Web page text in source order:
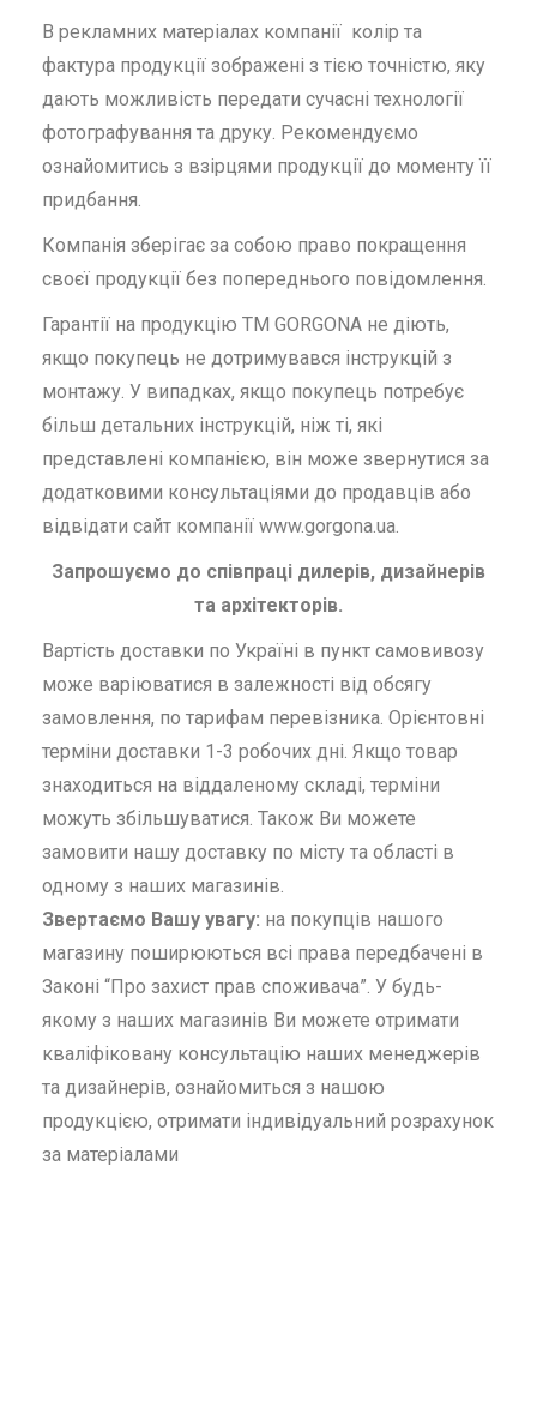
В рекламних матеріалах компанії колір та
фактура продукції зображені з тією точністю, яку
дають можливість передати сучасні технології
фотографування та друку. Рекомендуємо
ознайомитись з взірцями продукції до моменту її
придбання.
Компанія зберігає за собою право покращення
своєї продукції без попереднього повідомлення.
Гарантії на продукцію ТМ GORGONA не діють,
якщо покупець не дотримувався інструкцій з
монтажу. У випадках, якщо покупець потребує
більш детальних інструкцій, ніж ті, які
представлені компанією, він може звернутися за
додатковими консультаціями до продавців або
відвідати сайт компанії www.gorgona.ua.
Запрошуємо до співпраці дилерів, дизайнерів
та архітекторів.
Вартість доставки по Україні в пункт самовивозу
може варіюватися в залежності від обсягу
замовлення, по тарифам перевізника. Орієнтовні
терміни доставки 1-3 робочих дні. Якщо товар
знаходиться на віддаленому складі, терміни
можуть збільшуватися. Також Ви можете
замовити нашу доставку по місту та області в
одному з наших магазинів.
Звертаємо Вашу увагу: на покупців нашого
магазину поширюються всі права передбачені в
Законі “Про захист прав споживача”. У будь-
якому з наших магазинів Ви можете отримати
кваліфіковану консультацію наших менеджерів
та дизайнерів, ознайомиться з нашою
продукцією, отримати індивідуальний розрахунок
за матеріалами